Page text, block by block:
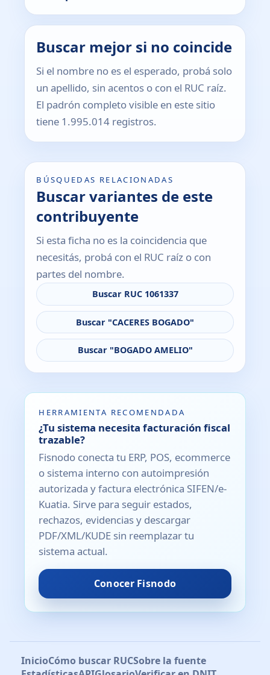
Buscar mejor si no coincide
Si el nombre no es el esperado, probá solo
un apellido, sin acentos o con el RUC raíz.
El padrón completo visible en este sitio
tiene 1.995.014 registros.
BÚSQUEDAS RELACIONADAS
Buscar variantes de este
contribuyente
Si esta ficha no es la coincidencia que
necesitás, probá con el RUC raíz o con
partes del nombre.
Buscar RUC 1061337
Buscar "CACERES BOGADO"
Buscar "BOGADO AMELIO"
HERRAMIENTA RECOMENDADA
¿Tu sistema necesita facturación fiscal
trazable?
Fisnodo conecta tu ERP, POS, ecommerce
o sistema interno con autoimpresión
autorizada y factura electrónica SIFEN/e-
Kuatia. Sirve para seguir estados,
rechazos, evidencias y descargar
PDF/XML/KUDE sin reemplazar tu
sistema actual.
Conocer Fisnodo
InicioCómo buscar RUCSobre la fuente